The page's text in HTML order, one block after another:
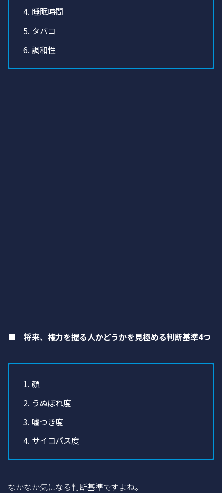
睡眠時間
タバコ
調和性
■ 将来、権力を握る人かどうかを見極める判断基準4つ
顔
うぬぼれ度
嘘つき度
サイコパス度
なかなか気になる判断基準ですよね。